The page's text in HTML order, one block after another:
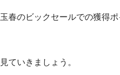
春のビックセールでの獲得
ていきましょう。